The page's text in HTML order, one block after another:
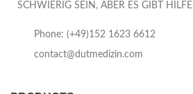
SCHWIERIG SEIN, ABER ES GIBT HILFE
Phone: (+49)152 1623 6612
contact@dutmedizin.com